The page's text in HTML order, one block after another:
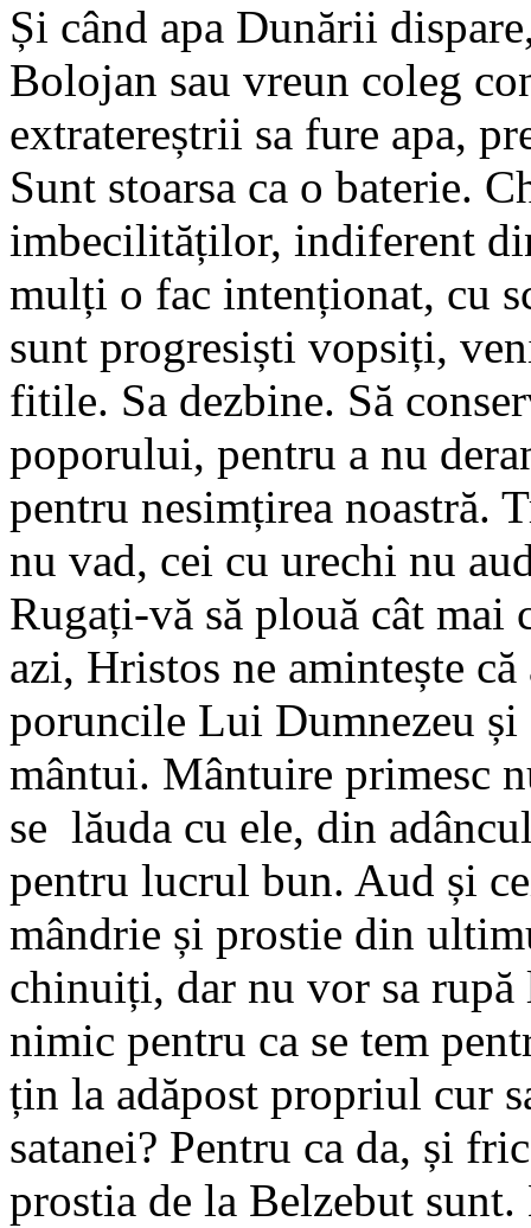
Și când apa Dunării
Bolojan sau vreun coleg
extratereștrii sa fure apa,
Sunt stoarsa ca o baterie.
imbecilităților, indiferent
mulți o fac intenționat, cu
sunt progresiști vopsiți,
fitile. Sa dezbine. Să
poporului, pentru a nu
pentru nesimțirea noastră.
nu vad, cei cu urechi nu
Rugați-vă să plouă cât
azi, Hristos ne amintește
poruncile Lui Dumnezeu
mântui. Mântuire primesc
se lăuda cu ele, din
pentru lucrul bun. Aud și
mândrie și prostie din
chinuiți, dar nu vor sa
nimic pentru ca se tem
țin la adăpost propriul cur
satanei? Pentru ca da, și
prostia de la Belzebut